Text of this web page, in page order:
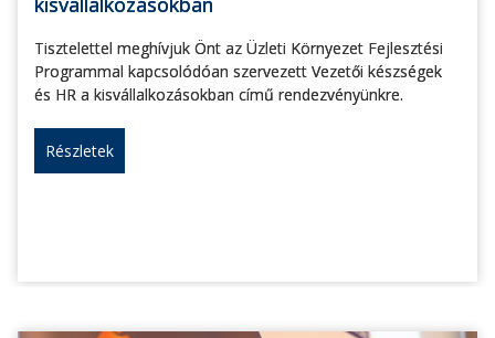
Tisztelettel meghívjuk Önt az Üzleti Környezet Fejlesztési
Programmal kapcsolódóan szervezett Vezetői készségek
és HR a kisvállalkozásokban című rendezvényünkre.
Részletek